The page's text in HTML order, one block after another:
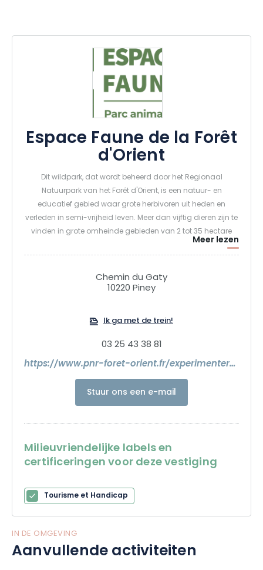
Espace Faune de la Forêt
d'Orient
Dit wildpark, dat wordt beheerd door het Regionaal
Natuurpark van het Forêt d'Orient, is een natuur- en
educatief gebied waar grote herbivoren uit heden en
verleden in semi-vrijheid leven. Meer dan vijftig dieren zijn te
vinden in grote omheinde gebieden van 2 tot 35 hectare
groot. Herten, reeën, wilde zwijnen, oerossen, tarpanen,
elanden en Europese bizons, moeflons, damherten en
Prewalskipaarden wachten op je voor een gezinsuitstapje.
Meer lezen
Chemin du Gaty
10220 Piney
Ik ga met de trein!
03 25 43 38 81
https://www.pnr-foret-orient.fr/experimenter/espace-faune/
Stuur ons een e-mail
Milieuvriendelijke labels en
certificeringen voor deze vestiging
Tourisme et Handicap
IN DE OMGEVING
Aanvullende activiteiten